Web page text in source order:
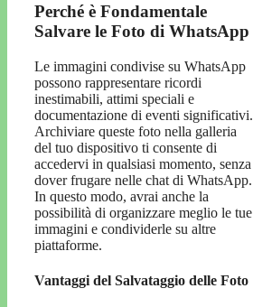
Perché è Fondamentale
Salvare le Foto di WhatsApp
Le immagini condivise su WhatsApp
possono rappresentare ricordi
inestimabili, attimi speciali e
documentazione di eventi significativi.
Archiviare queste foto nella galleria
del tuo dispositivo ti consente di
accedervi in qualsiasi momento, senza
dover frugare nelle chat di WhatsApp.
In questo modo, avrai anche la
possibilità di organizzare meglio le tue
immagini e condividerle su altre
piattaforme.
Vantaggi del Salvataggio delle Foto